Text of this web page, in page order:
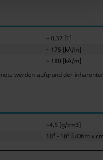
~ 0,37 [T]
~ 175 [kA/m]
~ 180 [kA/m]
werden aufgrund der
~4,5 [g/cm3]
104 - 108 [uOhm x